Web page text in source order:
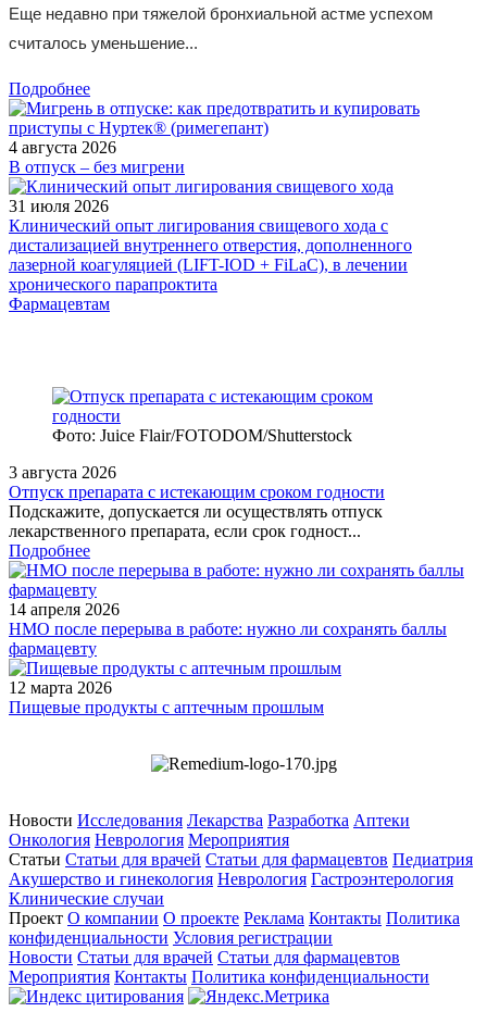
Еще недавно при тяжелой бронхиальной астме успехом
считалось уменьшение...
Подробнее
4 августа 2026
В отпуск – без мигрени
31 июля 2026
Клинический опыт лигирования свищевого хода с
дистализацией внутреннего отверстия, дополненного
лазерной коагуляцией (LIFT-IOD + FiLaC), в лечении
хронического парапроктита
Фармацевтам
Фото: Juice Flair/FOTODOM/Shutterstoсk
3 августа 2026
Отпуск препарата с истекающим сроком годности
Подскажите, допускается ли осуществлять отпуск
лекарственного препарата, если срок годност...
Подробнее
14 апреля 2026
НМО после перерыва в работе: нужно ли сохранять баллы
фармацевту
12 марта 2026
Пищевые продукты с аптечным прошлым
Новости Исследования Лекарства Разработка Аптеки
Онкология Неврология Мероприятия
Статьи Статьи для врачей Статьи для фармацевтов Педиатрия
Акушерство и гинекология Неврология Гастроэнтерология
Клинические случаи
Проект О компании О проекте Реклама Контакты Политика
конфиденциальности Условия регистрации
Новости Статьи для врачей Статьи для фармацевтов
Мероприятия Контакты Политика конфиденциальности